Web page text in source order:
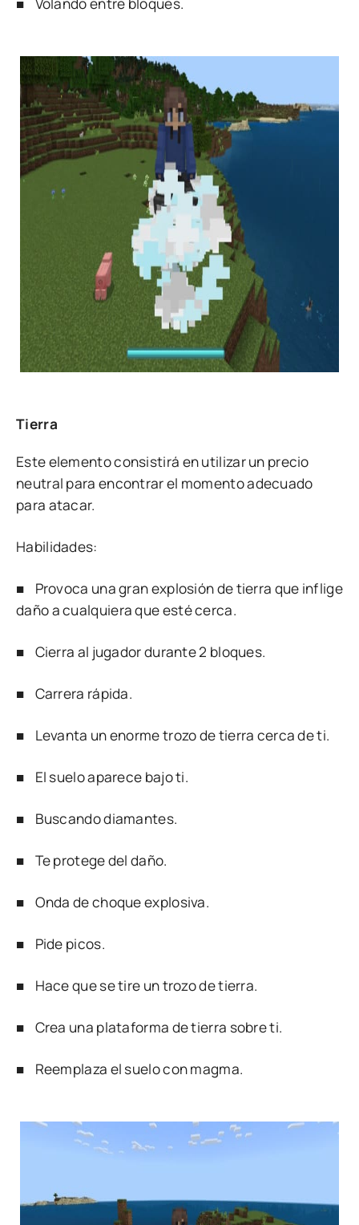
■ Volando entre bloques.
Tierra
Este elemento consistirá en utilizar un precio
neutral para encontrar el momento adecuado
para atacar.
Habilidades:
■ Provoca una gran explosión de tierra que inflige
daño a cualquiera que esté cerca.
■ Cierra al jugador durante 2 bloques.
■ Carrera rápida.
■ Levanta un enorme trozo de tierra cerca de ti.
■ El suelo aparece bajo ti.
■ Buscando diamantes.
■ Te protege del daño.
■ Onda de choque explosiva.
■ Pide picos.
■ Hace que se tire un trozo de tierra.
■ Crea una plataforma de tierra sobre ti.
■ Reemplaza el suelo con magma.